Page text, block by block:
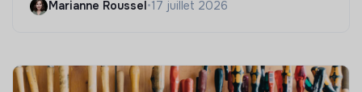
Marianne Roussel •17 juillet 2026